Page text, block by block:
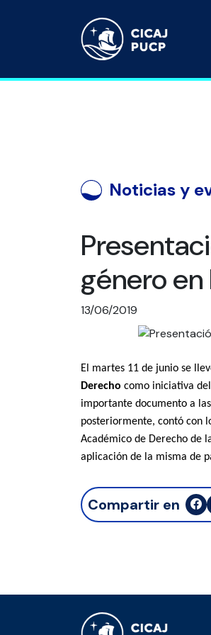
Noticias y
género
13/06/2019
El martes 11 de junio se
Derecho como iniciativa
importante documento a
posteriormente, contó con
Académico de Derecho de la
aplicación de la misma de
Compartir en